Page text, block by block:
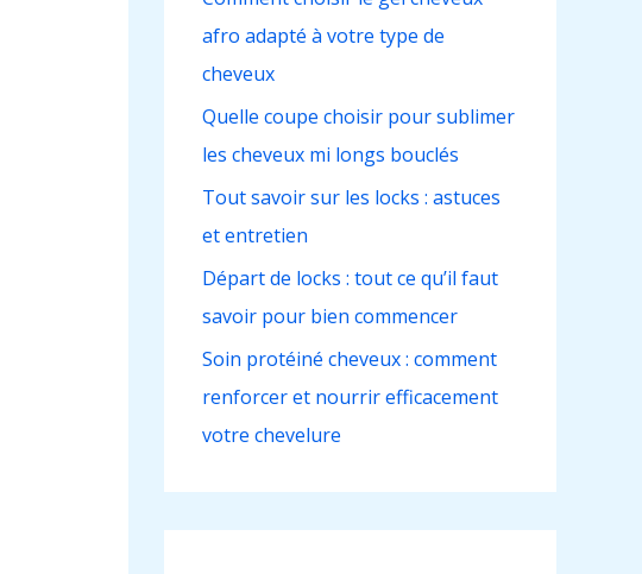
h
e
r
:
afro adapté à votre type de
cheveux
Quelle coupe choisir pour sublimer
les cheveux mi longs bouclés
Tout savoir sur les locks : astuces
et entretien
Départ de locks : tout ce qu’il faut
savoir pour bien commencer
Soin protéiné cheveux : comment
renforcer et nourrir efficacement
votre chevelure